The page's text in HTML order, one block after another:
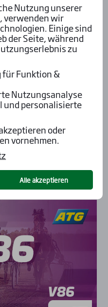
in Axe­val­la
in Axevalla. Mit
Tag (11) Flame an
Nutzung unserer
verwenden wir
Einige sind
der Seite, während
zu
für Funktion &
Nutzungsanalyse
und personalisierte
oder
vornehmen.
Alle akzeptieren